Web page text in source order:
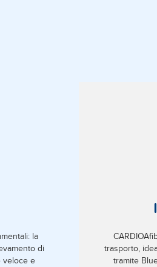
la
di
veloce e
trasporto,
tramite